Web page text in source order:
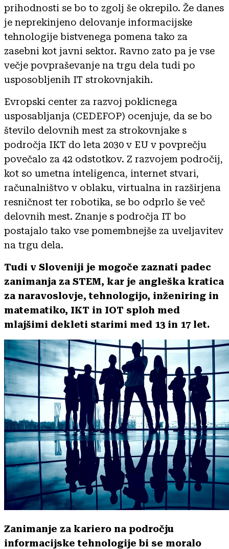
prihodnosti se bo to zgolj še okrepilo. Že danes
je neprekinjeno delovanje informacijske
tehnologije bistvenega pomena tako za
zasebni kot javni sektor. Ravno zato pa je vse
večje povpraševanje na trgu dela tudi po
usposobljenih IT strokovnjakih.
Evropski center za razvoj poklicnega
usposabljanja (CEDEFOP) ocenjuje, da se bo
število delovnih mest za strokovnjake s
področja IKT do leta 2030 v EU v povprečju
povečalo za 42 odstotkov. Z razvojem področij,
kot so umetna inteligenca, internet stvari,
računalništvo v oblaku, virtualna in razširjena
resničnost ter robotika, se bo odprlo še več
delovnih mest. Znanje s področja IT bo
postajalo tako vse pomembnejše za uveljavitev
na trgu dela.
Tudi v Sloveniji je mogoče zaznati padec
zanimanja za STEM, kar je angleška kratica
za naravoslovje, tehnologijo, inženiring in
matematiko, IKT in IOT sploh med
mlajšimi dekleti starimi med 13 in 17 let.
Zanimanje za kariero na področju
informacijske tehnologije bi se moralo